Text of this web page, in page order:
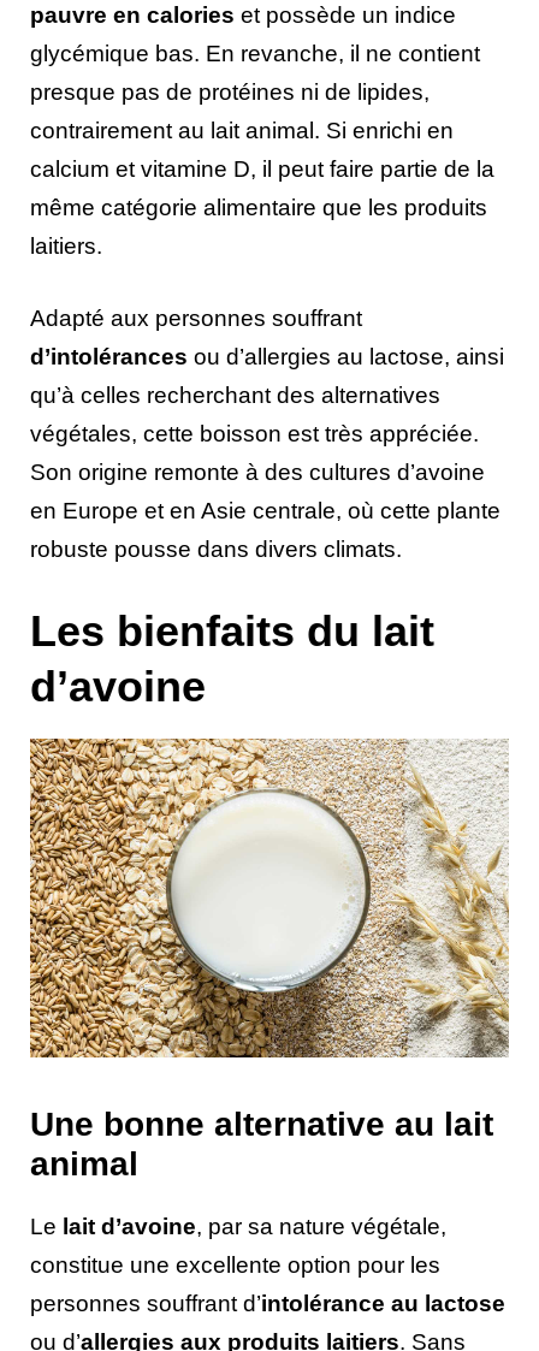
pauvre en calories et possède un indice
glycémique bas. En revanche, il ne contient
presque pas de protéines ni de lipides,
contrairement au lait animal. Si enrichi en
calcium et vitamine D, il peut faire partie de la
même catégorie alimentaire que les produits
laitiers.
Adapté aux personnes souffrant
d’intolérances ou d’allergies au lactose, ainsi
qu’à celles recherchant des alternatives
végétales, cette boisson est très appréciée.
Son origine remonte à des cultures d’avoine
en Europe et en Asie centrale, où cette plante
robuste pousse dans divers climats.
Les bienfaits du lait
d’avoine
Une bonne alternative au lait
animal
Le lait d’avoine, par sa nature végétale,
constitue une excellente option pour les
personnes souffrant d’intolérance au lactose
ou d’allergies aux produits laitiers. Sans